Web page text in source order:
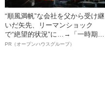
“順風満帆”な会社を父から受け継
いだ矢先、リーマンショック
で“絶望的状況”に…→「一時期は
納品3年待ち」のヒット商品を生
PR（オープンハウスグループ）